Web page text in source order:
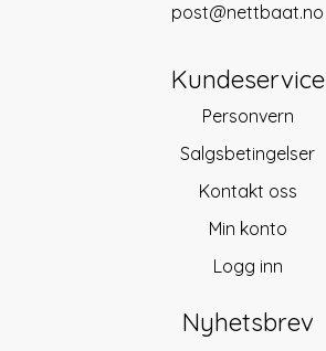
post@nettbaat.no
Kundeservice
Personvern
Salgsbetingelser
Kontakt oss
Min konto
Logg inn
Nyhetsbrev